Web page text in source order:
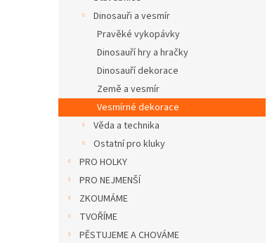
Dinosauři a vesmír
Pravěké vykopávky
Dinosauří hry a hračky
Dinosauří dekorace
Země a vesmír
Vesmírné dekorace
Věda a technika
Ostatní pro kluky
PRO HOLKY
PRO NEJMENŠÍ
ZKOUMÁME
TVOŘÍME
PĚSTUJEME A CHOVÁME